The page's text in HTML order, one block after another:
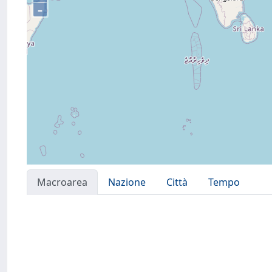
–
Macroarea Nazione Città Tempo